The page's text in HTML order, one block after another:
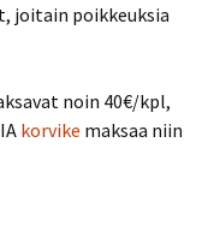
joitain poikkeuksia
noin 40€/kpl,
korvike maksaa niin